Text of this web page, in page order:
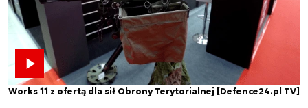
Works 11 z ofertą dla sił Obrony Terytorialnej [Defence24.pl TV]